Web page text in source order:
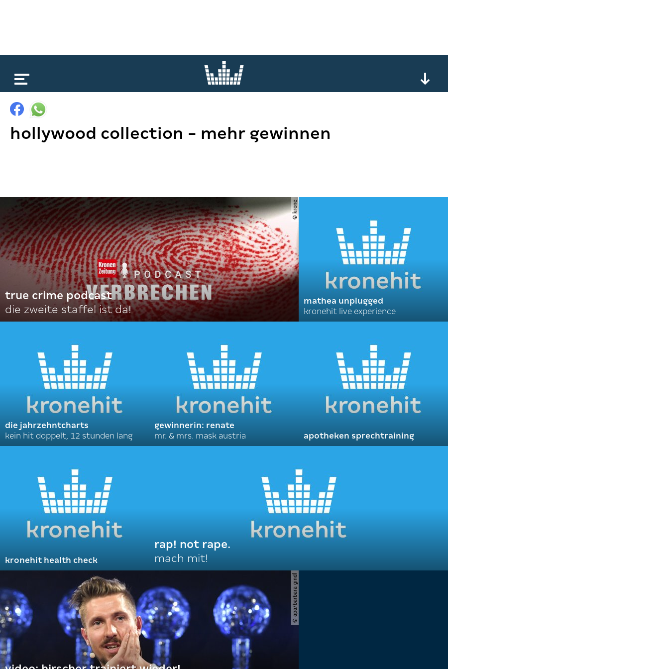
hollywood collection - mehr gewinnen
© krone
true crime podcast
die zweite staffel ist da!
mathea unplugged
kronehit live experience
die jahrzehntcharts
kein hit doppelt, 12 stunden lang
gewinnerin: renate
mr. & mrs. mask austria
apotheken sprechtraining
kronehit health check
rap! not rape.
mach mit!
© apa/barbara gindl